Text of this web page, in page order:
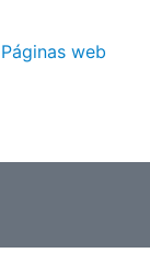
Páginas web